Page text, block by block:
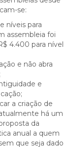
se:
níveis para
assembleia foi
4.400 para nível
e não abra
e
a criação de
há um
da
anual a quem
que seja dado